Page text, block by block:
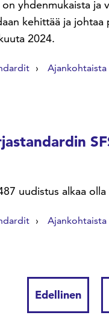
yhdenmukaista
kehittää ja
2024.
Ajankohtaista
uudistus alkaa
Ajankohtaista
Edellinen